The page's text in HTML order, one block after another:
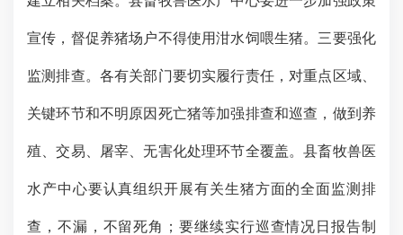
宣传，督促养猪场户不得使用泔水饲喂生猪。三要强化
监测排查。各有关部门要切实履行责任，对重点区域、
关键环节和不明原因死亡猪等加强排查和巡查，做到养
殖、交易、屠宰、无害化处理环节全覆盖。县畜牧兽医
水产中心要认真组织开展有关生猪方面的全面监测排
查，不漏 ，不留死角；要继续实行巡查情况日报告制